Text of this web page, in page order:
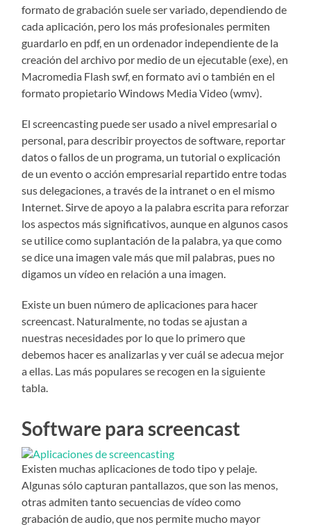
formato de grabación suele ser variado, dependiendo de
cada aplicación, pero los más profesionales permiten
guardarlo en pdf, en un ordenador independiente de la
creación del archivo por medio de un ejecutable (exe), en
Macromedia Flash swf, en formato avi o también en el
formato propietario Windows Media Video (wmv).
El screencasting puede ser usado a nivel empresarial o
personal, para describir proyectos de software, reportar
datos o fallos de un programa, un tutorial o explicación
de un evento o acción empresarial repartido entre todas
sus delegaciones, a través de la intranet o en el mismo
Internet. Sirve de apoyo a la palabra escrita para reforzar
los aspectos más significativos, aunque en algunos casos
se utilice como suplantación de la palabra, ya que como
se dice una imagen vale más que mil palabras, pues no
digamos un vídeo en relación a una imagen.
Existe un buen número de aplicaciones para hacer
screencast. Naturalmente, no todas se ajustan a
nuestras necesidades por lo que lo primero que
debemos hacer es analizarlas y ver cuál se adecua mejor
a ellas. Las más populares se recogen en la siguiente
tabla.
Software para screencast
Existen muchas aplicaciones de todo tipo y pelaje.
Algunas sólo capturan pantallazos, que son las menos,
otras admiten tanto secuencias de vídeo como
grabación de audio, que nos permite mucho mayor